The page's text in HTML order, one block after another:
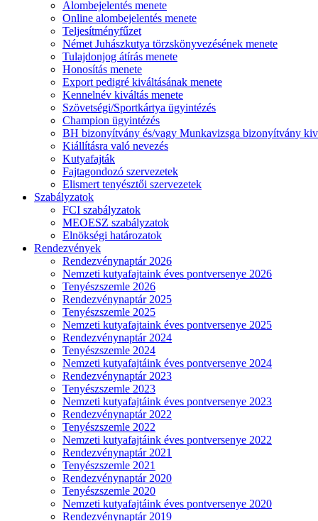
Alombejelentés menete
Online alombejelentés menete
Teljesítményfűzet
Német Juhászkutya törzskönyvezésének menete
Tulajdonjog átírás menete
Honosítás menete
Export pedigré kiváltásának menete
Kennelnév kiváltás menete
Szövetségi/Sportkártya ügyintézés
Champion ügyintézés
BH bizonyítvány és/vagy Munkavizsga bizonyítvány
Kiállításra való nevezés
Kutyafajták
Fajtagondozó szervezetek
Elismert tenyésztői szervezetek
Szabályzatok
FCI szabályzatok
MEOESZ szabályzatok
Elnökségi határozatok
Rendezvények
Rendezvénynaptár 2026
Nemzeti kutyafajtaink éves pontversenye 2026
Tenyészszemle 2026
Rendezvénynaptár 2025
Tenyészszemle 2025
Nemzeti kutyafajtaink éves pontversenye 2025
Rendezvénynaptár 2024
Tenyészszemle 2024
Nemzeti kutyafajtáink éves pontversenye 2024
Rendezvénynaptár 2023
Tenyészszemle 2023
Nemzeti kutyafajtáink éves pontversenye 2023
Rendezvénynaptár 2022
Tenyészszemle 2022
Nemzeti kutyafajtáink éves pontversenye 2022
Rendezvénynaptár 2021
Tenyészszemle 2021
Rendezvénynaptár 2020
Tenyészszemle 2020
Nemzeti kutyafajtáink éves pontversenye 2020
Rendezvénynaptár 2019